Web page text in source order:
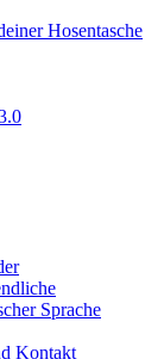
Hosentasche
Sprache
Kontakt